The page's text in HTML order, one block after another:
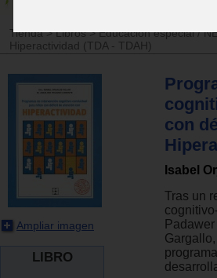
Tienda>Libros>Educación especial /
Hiperactividad (TDA - TDAH)
Ampliar imagen
LIBRO
con
Isabel
Tras un